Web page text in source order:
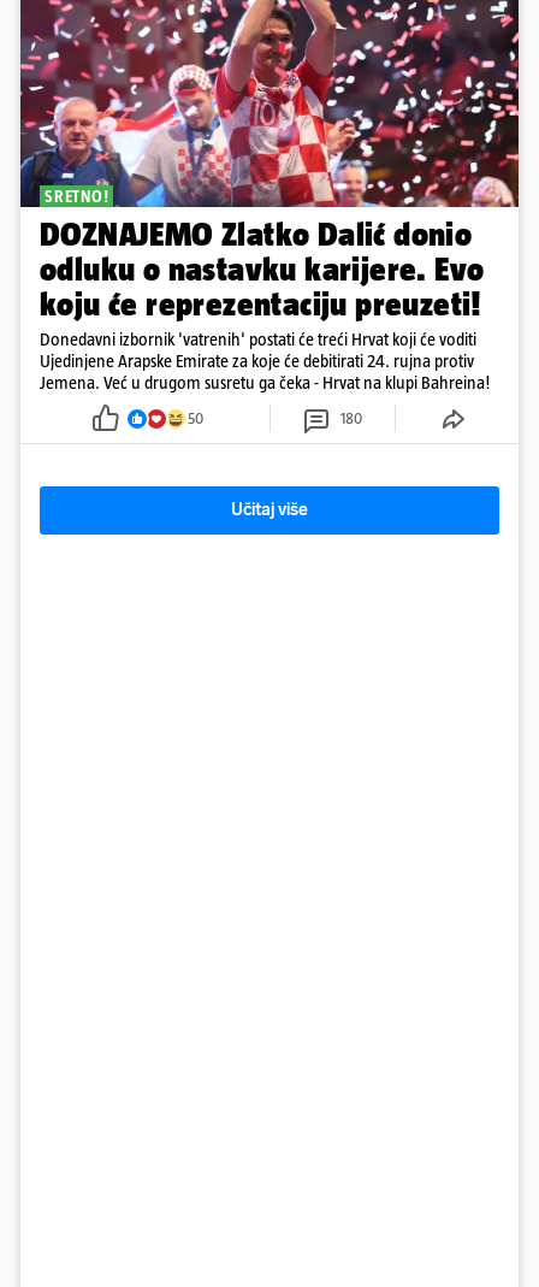
SRETNO!
DOZNAJEMO Zlatko Dalić donio
odluku o nastavku karijere. Evo
koju će reprezentaciju preuzeti!
Donedavni izbornik 'vatrenih' postati će treći Hrvat koji će voditi
Ujedinjene Arapske Emirate za koje će debitirati 24. rujna protiv
Jemena. Već u drugom susretu ga čeka - Hrvat na klupi Bahreina!
50 180
Učitaj više